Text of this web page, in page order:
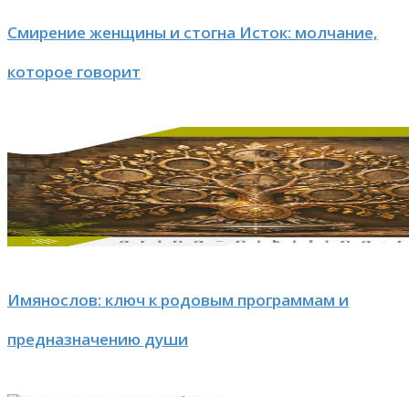
Смирение женщины и стогна Исток: молчание,
которое говорит
Имянослов: ключ к родовым программам и
предназначению души